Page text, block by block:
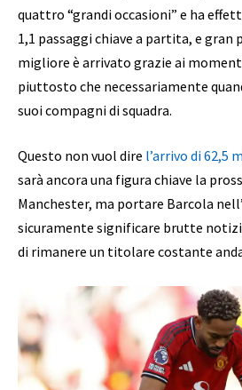
quattro “grandi occasioni” e ha
1,1 passaggi chiave a partita, e gran
migliore è arrivato grazie ai
piuttosto che necessariamente
suoi compagni di squadra.
Questo non vuol dire l’arrivo di 62,5
sarà ancora una figura chiave la
Manchester, ma portare Barcola
sicuramente significare brutte
di rimanere un titolare costante